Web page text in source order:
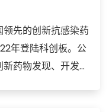
先的创新抗感染药
年登陆科创板。公
药物发现、开发及